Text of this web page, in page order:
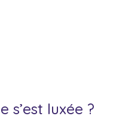
s’est luxée ?